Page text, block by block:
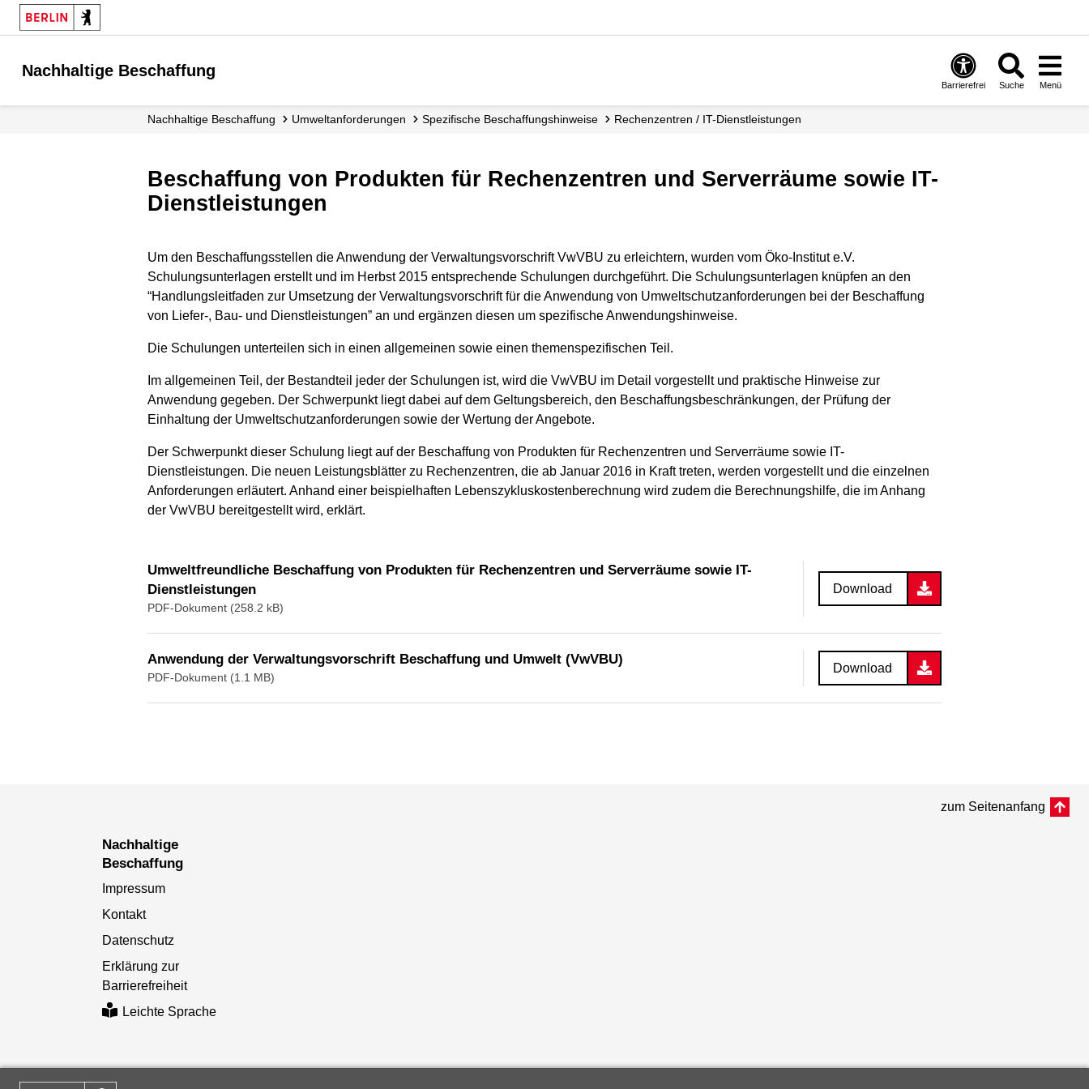
Nachhaltige Beschaffung
Barrierefrei Suche Menü
Nachhaltige Beschaffung Umweltanforderungen Spezifische Beschaffungshinweise Rechenzentren / IT-Dienstleistungen
Beschaffung von Produkten für Rechenzentren und Serverräume sowie IT-
Dienstleistungen
Um den Beschaffungsstellen die Anwendung der Verwaltungsvorschrift VwVBU zu erleichtern, wurden vom Öko-Institut e.V.
Schulungsunterlagen erstellt und im Herbst 2015 entsprechende Schulungen durchgeführt. Die Schulungsunterlagen knüpfen an den
“Handlungsleitfaden zur Umsetzung der Verwaltungsvorschrift für die Anwendung von Umweltschutzanforderungen bei der Beschaffung
von Liefer-, Bau- und Dienstleistungen” an und ergänzen diesen um spezifische Anwendungshinweise.
Die Schulungen unterteilen sich in einen allgemeinen sowie einen themenspezifischen Teil.
Im allgemeinen Teil, der Bestandteil jeder der Schulungen ist, wird die VwVBU im Detail vorgestellt und praktische Hinweise zur
Anwendung gegeben. Der Schwerpunkt liegt dabei auf dem Geltungsbereich, den Beschaffungsbeschränkungen, der Prüfung der
Einhaltung der Umweltschutzanforderungen sowie der Wertung der Angebote.
Der Schwerpunkt dieser Schulung liegt auf der Beschaffung von Produkten für Rechenzentren und Serverräume sowie IT-
Dienstleistungen. Die neuen Leistungsblätter zu Rechenzentren, die ab Januar 2016 in Kraft treten, werden vorgestellt und die einzelnen
Anforderungen erläutert. Anhand einer beispielhaften Lebenszykluskostenberechnung wird zudem die Berechnungshilfe, die im Anhang
der VwVBU bereitgestellt wird, erklärt.
Umweltfreundliche Beschaffung von Produkten für Rechenzentren und Serverräume sowie IT-
Dienstleistungen
PDF-Dokument (258.2 kB)
Download
Anwendung der Verwaltungsvorschrift Beschaffung und Umwelt (VwVBU)
PDF-Dokument (1.1 MB)
Download
zum Seitenanfang
Nachhaltige
Beschaffung
Impressum
Kontakt
Datenschutz
Erklärung zur
Barrierefreiheit
Leichte Sprache